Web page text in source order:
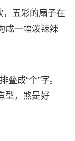
，五彩的扇子在
成一幅泼辣辣
成“个”字。
型，煞是好